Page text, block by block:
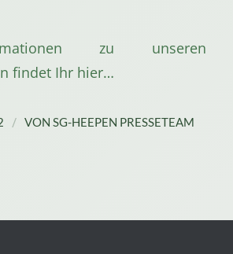
zu unseren
findet Ihr hier…
/ VON SG-HEEPEN PRESSETEAM